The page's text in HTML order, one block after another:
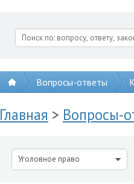
Вопросы-ответы
Главная > Вопросы-
Уголовное право